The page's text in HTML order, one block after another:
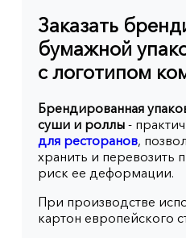
Заказать
бумажной
с логотипом
Брендированная
суши и роллы-
для ресторанов,
хранить и перевозить
риск ее деформации.
При производстве
картон европейского